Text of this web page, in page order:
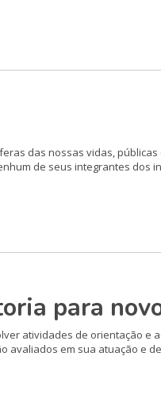
das nossas vi­das, públicas
de seus inte­grantes dos
para
atividades de orientação e
avaliados em sua atuação e